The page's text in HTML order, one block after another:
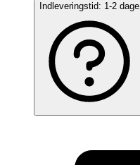
Indleveringstid: 1-2 dage